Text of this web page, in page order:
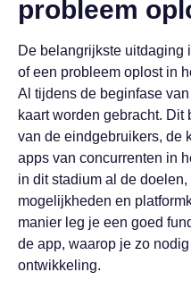
probleem
De belangrijkste uitdaging
of een probleem oplost in
Al tijdens de beginfase
kaart worden gebracht. Dit
van de eindgebruikers, de
apps van concurrenten in
in dit stadium al de doelen,
mogelijkheden en
manier leg je een goed
de app, waarop je zo
ontwikkeling.